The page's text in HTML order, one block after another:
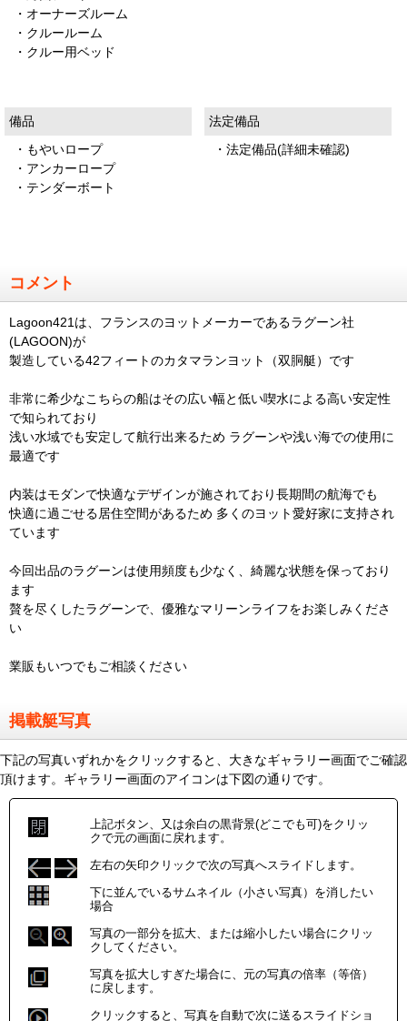
・オーナーズルーム
・クルールーム
・クルー用ベッド
備品
・もやいロープ
・アンカーロープ
・テンダーボート
法定備品
・法定備品(詳細未確認)
コメント
Lagoon421は、フランスのヨットメーカーであるラグーン社
(LAGOON)が
製造している42フィートのカタマランヨット（双胴艇）です
非常に希少なこちらの船はその広い幅と低い喫水による高い安定性
で知られており
浅い水域でも安定して航行出来るため ラグーンや浅い海での使用に
最適です
内装はモダンで快適なデザインが施されており長期間の航海でも
快適に過ごせる居住空間があるため 多くのヨット愛好家に支持され
ています
今回出品のラグーンは使用頻度も少なく、綺麗な状態を保っており
ます
贅を尽くしたラグーンで、優雅なマリーンライフをお楽しみくださ
い
業販もいつでもご相談ください
掲載艇写真
下記の写真いずれかをクリックすると、大きなギャラリー画面でご確認
頂けます。ギャラリー画面のアイコンは下図の通りです。
上記ボタン、又は余白の黒背景(どこでも可)をクリッ
クで元の画面に戻れます。
左右の矢印クリックで次の写真へスライドします。
下に並んでいるサムネイル（小さい写真）を消したい
場合
写真の一部分を拡大、または縮小したい場合にクリッ
クしてください。
写真を拡大しすぎた場合に、元の写真の倍率（等倍）
に戻します。
クリックすると、写真を自動で次に送るスライドショ